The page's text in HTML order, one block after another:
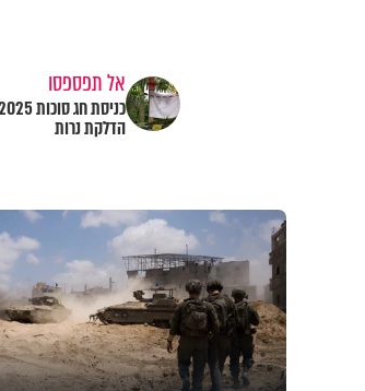
אל תפספסו
הדלקת נרות